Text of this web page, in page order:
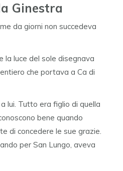
Ginestra
da giorni non succedeva
la luce del sole disegnava
che portava a Ca di
lui. Tutto era figlio di quella
bene quando
di concedere le sue grazie.
per San Lungo, aveva